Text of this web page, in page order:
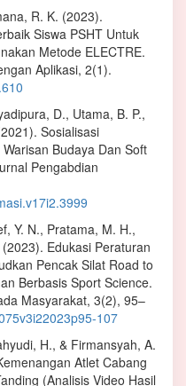
R. K. (2023).
Siswa PSHT Untuk
Metode ELECTRE.
Aplikasi, 2(1).
D., Utama, B. P.,
Sosialisasi
Budaya Dan Soft
Pengabdian
Y. N., Pratama, M. H.,
Edukasi Peraturan
Pencak Silat Road to
Berbasis Sport Science.
Masyarakat, 3(2), 95–
107
H., & Firmansyah, A.
Atlet Cabang
(Analisis Video Hasil